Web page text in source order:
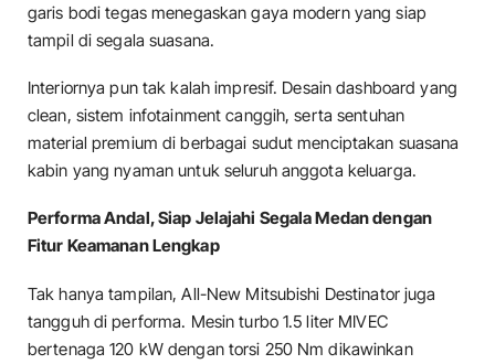
garis bodi tegas menegaskan gaya modern yang siap
tampil di segala suasana.
Interiornya pun tak kalah impresif. Desain dashboard yang
clean, sistem infotainment canggih, serta sentuhan
material premium di berbagai sudut menciptakan suasana
kabin yang nyaman untuk seluruh anggota keluarga.
Performa Andal, Siap Jelajahi Segala Medan dengan
Fitur Keamanan Lengkap
Tak hanya tampilan, All-New Mitsubishi Destinator juga
tangguh di performa. Mesin turbo 1.5 liter MIVEC
bertenaga 120 kW dengan torsi 250 Nm dikawinkan